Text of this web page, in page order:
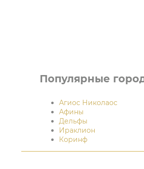
Популярные
Агиос Николаос
Афины
Дельфы
Ираклион
Коринф